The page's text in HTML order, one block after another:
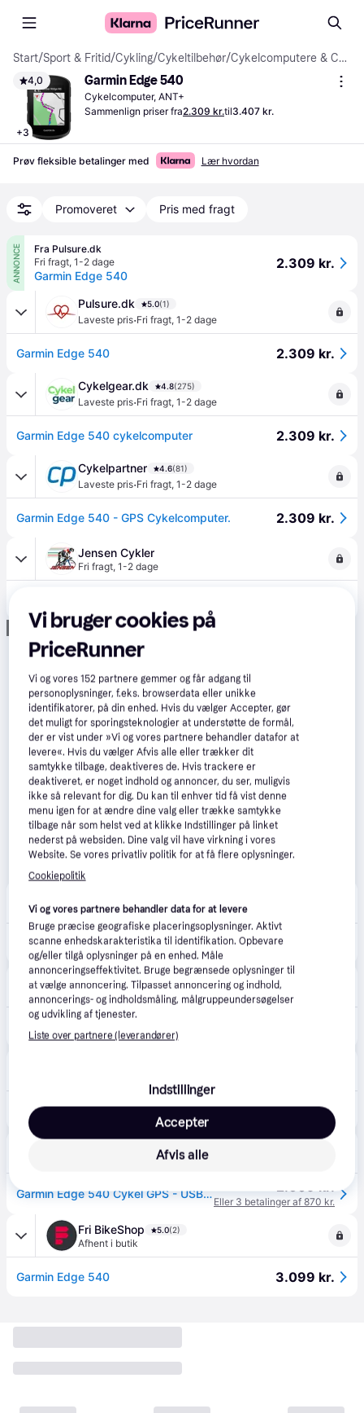
Start/Sport & Fritid/Cykling/Cykeltilbehør/ Cykelcomputere & Cykelsensorer
4,0
+3
Garmin Edge 540
Cykelcomputer, ANT+
Sammenlign priser fra2.309 kr.til3.407 kr.
Prøv fleksible betalinger med Lær hvordan
Promoveret Pris med fragt
ANNONCE
Fra Pulsure.dk
Fri fragt, 1-2 dage
Garmin Edge 540
2.309 kr.
Pulsure.dk 5.0(1)
Laveste pris·Fri fragt, 1-2 dage
Garmin Edge 540 2.309 kr.
Cykelgear.dk 4.8(275)
Laveste pris·Fri fragt, 1-2 dage
Garmin Edge 540 cykelcomputer 2.309 kr.
Cykelpartner 4.6(81)
Laveste pris·Fri fragt, 1-2 dage
Garmin Edge 540 - GPS Cykelcomputer. 2.309 kr.
Jensen Cykler
Fri fragt, 1-2 dage
Annonce
Fri fragt,5-6 dage
Garmin Edge 540, EU Central + West 6,6 cm (2.6") Trådløs cykelcomputer Sort --> På fjernlager, levevering hos dig 14-08-2026 2.514 kr.
Eller 3 betalinger af 838 kr.
CS MEGASTORE
Fri fragt 4-5 dage
GARMIN GPS BIKE EDGE 540 - Black. 2.499 kr.
Garmin Edge 540 Cykel GPS - USB-C 2.609 kr.
Eller 3 betalinger af 870 kr.
Fri BikeShop 5.0(2)
Afhent i butik
Garmin Edge 540 3.099 kr.
Vi bruger cookies på
PriceRunner
Vi og vores152 partnere gemmer og får adgang til
personoplysninger, f.eks. browserdata eller unikke
identifikatorer, på din enhed. Hvis du vælger Accepter, gør
det muligt for sporingsteknologier at understøtte de formål,
der er vist under »Vi og vores partnere behandler datafor at
levere«. Hvis du vælger Afvis alle eller trækker dit
samtykke tilbage, deaktiveres de. Hvis trackere er
deaktiveret, er noget indhold og annoncer, du ser, muligvis
ikke så relevant for dig. Du kan til enhver tid få vist denne
menu igen for at ændre dine valg eller trække samtykke
tilbage når som helst ved at klikke Indstillinger på linket
nederst på websiden. Dine valg vil have virkning i vores
Website. Se vores privatliv politik for at få flere oplysninger.
Cookiepolitik
Vi og vores partnere behandler data for at levere
Bruge præcise geografiske placeringsoplysninger. Aktivt
scanne enhedskarakteristika til identifikation. Opbevare
og/eller tilgå oplysninger på en enhed. Måle
annonceringseffektivitet. Bruge begrænsede oplysninger til
at vælge annoncering. Tilpasset annoncering og indhold,
annoncerings- og indholdsmåling, målgruppeundersøgelser
og udvikling af tjenester.
Liste over partnere (leverandører)
Indstillinger
Afvis alle
Accepter